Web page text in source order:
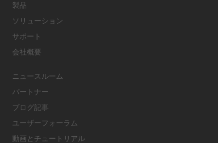
製品
ソリューション
サポート
会社概要
ニュースルーム
パートナー
ブログ記事
ユーザーフォーラム
動画とチュートリアル